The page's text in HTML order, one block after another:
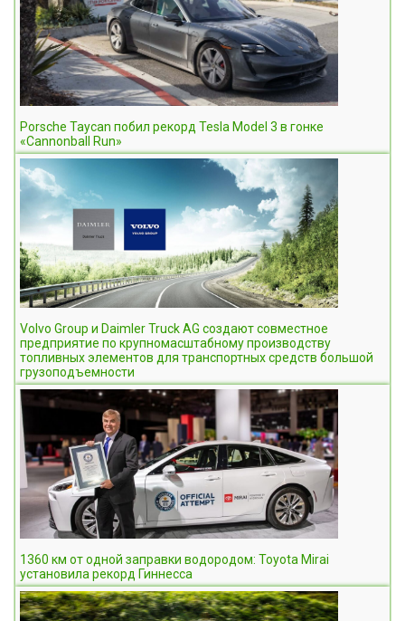
Porsche Taycan побил рекорд Tesla Model 3 в гонке
«Cannonball Run»
Volvo Group и Daimler Truck AG создают совместное
предприятие по крупномасштабному производству
топливных элементов для транспортных средств большой
грузоподъемности
1360 км от одной заправки водородом: Toyota Mirai
установила рекорд Гиннесса